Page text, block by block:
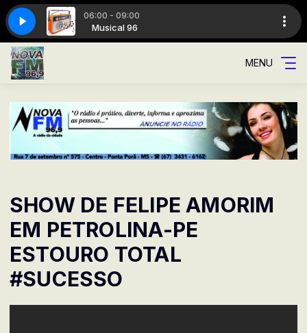
06:00 - 09:00
96 Musical 96
A Rádio da cidade
MENU
SHOW DE FELIPE AMORIM
EM PETROLINA-PE
ESTOURO TOTAL
#SUCESSO